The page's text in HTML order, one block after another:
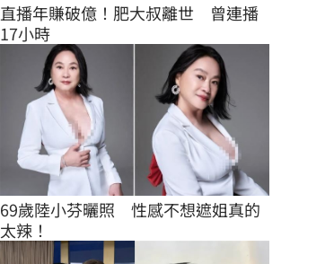
直播年賺破億！肥大叔離世　曾連播
17小時
69歲陸小芬曬照　性感不想遮姐真的
太辣！